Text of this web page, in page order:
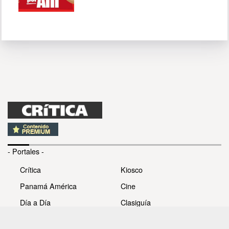
- Portales -
Crítica
Panamá América
Día a Día
Kiosco
Cine
Clasiguía